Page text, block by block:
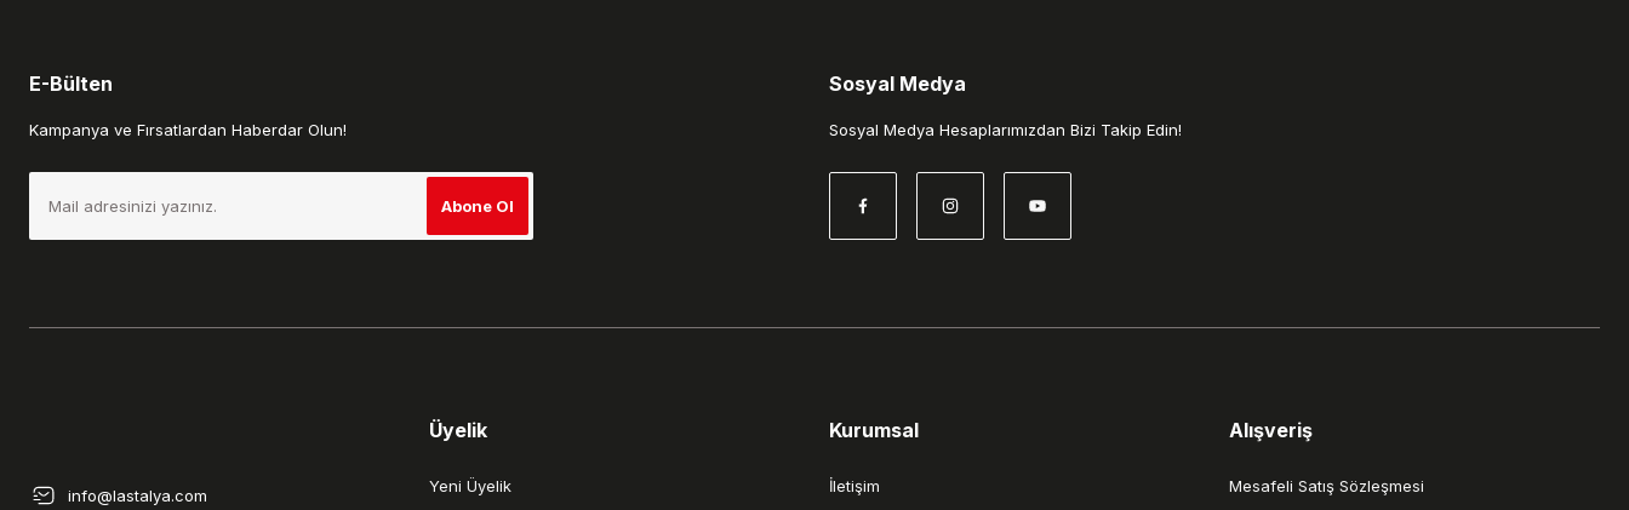
Gönder
E-Bülten
Kampanya ve Fırsatlardan Haberdar Olun!
Abone Ol
Sosyal Medya
Sosyal Medya Hesaplarımızdan Bizi Takip Edin!
info@lastalya.com
Üyelik
Yeni Üyelik
Kurumsal
İletişim
Alışveriş
Mesafeli Satış Sözleşmesi